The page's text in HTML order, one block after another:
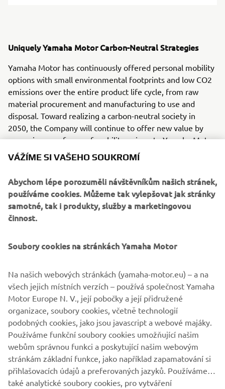
Uniquely Yamaha Motor Carbon-Neutral Strategies
Yamaha Motor has continuously offered personal mobility
options with small environmental footprints and low CO2
emissions over the entire product life cycle, from raw
material procurement and manufacturing to use and
disposal. Toward realizing a carbon-neutral society in
2050, the Company will continue to offer new value by
proposing new forms of mobility unique to Yamaha Motor
in addition to its signature motorcycles.
Basic Policy
Aim to further reduce the CO2 emitted per person during
movement.
Use efficient power sources and switch to power
Promote use of personal mobility with low CO2
emissions
Related Documents
Integrated Report 2021
Media conference presentation
VÁŽÍME SI VAŠEHO SOUKROMÍ
Abychom lépe porozuměli návštěvníkům našich stránek,
používáme cookies. Můžeme tak vylepšovat jak stránky
samotné, tak i produkty, služby a marketingovou
činnost.
Soubory cookies na stránkách Yamaha Motor
Na našich webových stránkách (yamaha-motor.eu) – a na
všech jejich místních verzích – používá společnost Yamaha
Motor Europe N. V., její pobočky a její přidružené
organizace, soubory cookies, včetně technologií
podobných cookies, jako jsou javascript a webové majáky.
Používáme funkční soubory cookies umožňující našim
webům správnou funkci a poskytující našim webovým
stránkám základní funkce, jako například zapamatování si
přihlašovacích údajů a preferovaných jazyků. Používáme
také analytické soubory cookies, pro vytváření